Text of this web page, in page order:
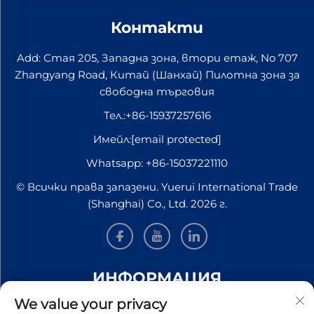
Веноста Стати...
EP2DM и
вагони. В
момента
провежда се
тестове в
в Демихово, след
което влакът ще
Контакти
Add: Стая 205, Западна зона, втори етаж, No 707
Zhangyang Road, Китай (Шанхай) Пилотна зона за
свободна търговия
Тел.:+86-15937257616
Имейл:[email protected]
Whatsapp: +86-15037221110
© Всички права запазени. Yuerui International Trade
(Shanghai) Co., Ltd. 2026 г.
ИНФОРМАЦИЯ
Запишете се, за да получавате нашия седмичен
We value your privacy